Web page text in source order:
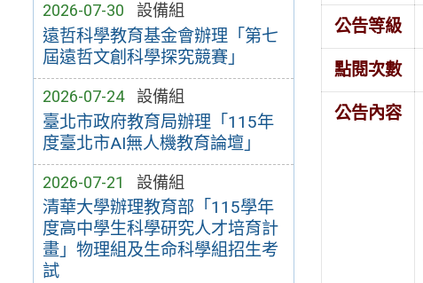
2026-07-30 設備組
遠哲科學教育基金會辦理「第七
屆遠哲文創科學探究競賽」
2026-07-24 設備組
臺北市政府教育局辦理「115年
度臺北市AI無人機教育論壇」
2026-07-21 設備組
清華大學辦理教育部「115學年
度高中學生科學研究人才培育計
畫」物理組及生命科學組招生考
試
公告等級
點閱次數
公告內容